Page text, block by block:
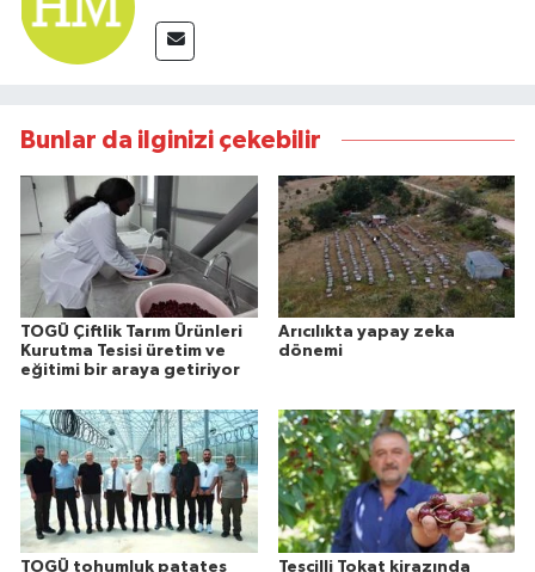
Bunlar da ilginizi çekebilir
TOGÜ Çiftlik Tarım Ürünleri
Kurutma Tesisi üretim ve
eğitimi bir araya getiriyor
Arıcılıkta yapay zeka
dönemi
TOGÜ tohumluk patates
Tescilli Tokat kirazında